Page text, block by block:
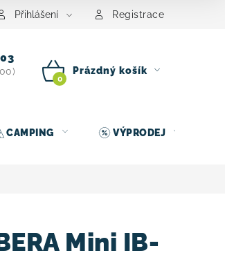
nosičů kol Kontakt
Přihlášení Registrace
NÁKUPNÍ
Prázdný košík
CAMPING VÝPRODEJ
Mini IB-